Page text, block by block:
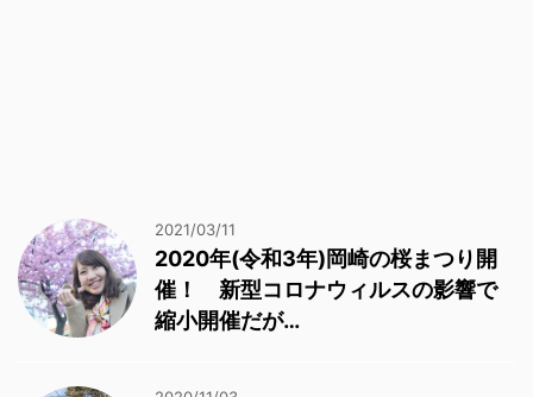
2021/03/11
2020年(令和3年)岡崎の桜まつり開
催！ 新型コロナウィルスの影響で
縮小開催だが…